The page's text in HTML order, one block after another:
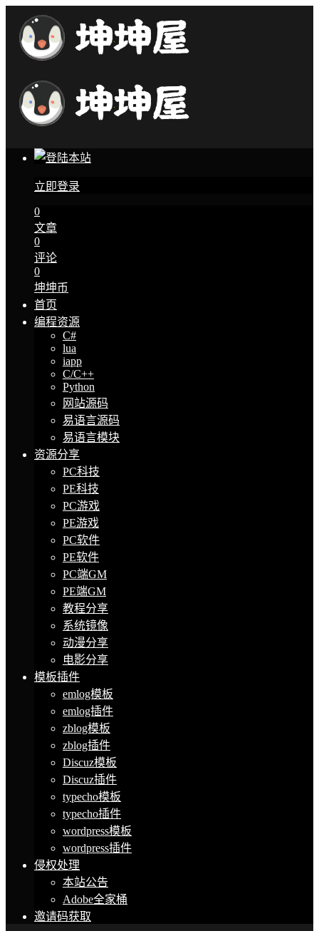
立即登录
0
文章
0
评论
0
坤坤币
首页
编程资源
C#
lua
iapp
C/C++
Python
网站源码
易语言源码
易语言模块
资源分享
PC科技
PE科技
PC游戏
PE游戏
PC软件
PE软件
PC端GM
PE端GM
教程分享
系统镜像
动漫分享
电影分享
模板插件
emlog模板
emlog插件
zblog模板
zblog插件
Discuz模板
Discuz插件
typecho模板
typecho插件
wordpress模板
wordpress插件
侵权处理
本站公告
Adobe全家桶
邀请码获取